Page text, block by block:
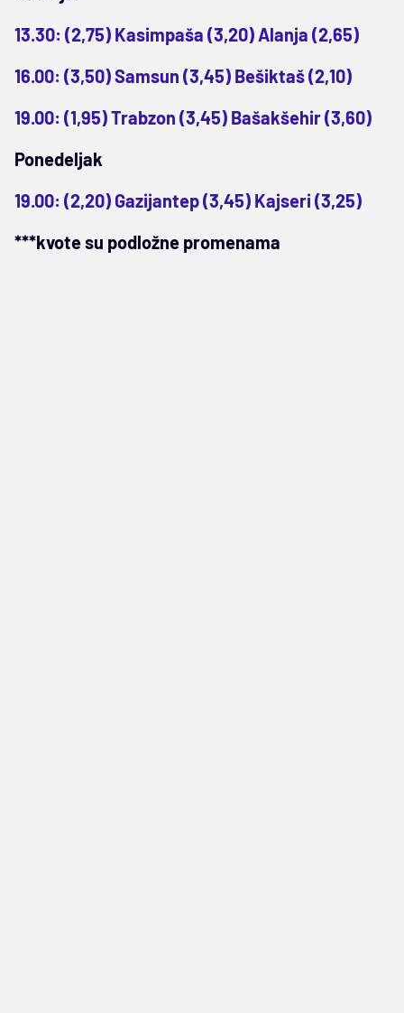
13.30: (2,75) Kasimpaša (3,20) Alanja (2,65)
16.00: (3,50) Samsun (3,45) Bešiktaš (2,10)
19.00: (1,95) Trabzon (3,45) Bašakšehir (3,60)
Ponedeljak
19.00: (2,20) Gazijantep (3,45) Kajseri (3,25)
***kvote su podložne promenama